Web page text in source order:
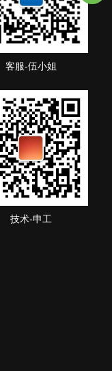
客服-伍小姐
技术-申工